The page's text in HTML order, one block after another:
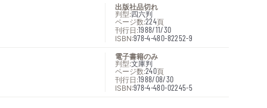
出版社品切れ
判型:四六判
ページ数:224頁
刊行日:1988/11/30
ISBN:978-4-480-82252-9
電子書籍のみ
判型:文庫判
ページ数:240頁
刊行日:1988/08/30
ISBN:978-4-480-02245-5